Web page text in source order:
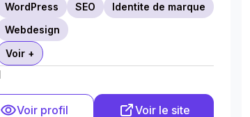
WordPress SEO
Identite de marque
Webdesign
Voir +
Voir profil Voir le site